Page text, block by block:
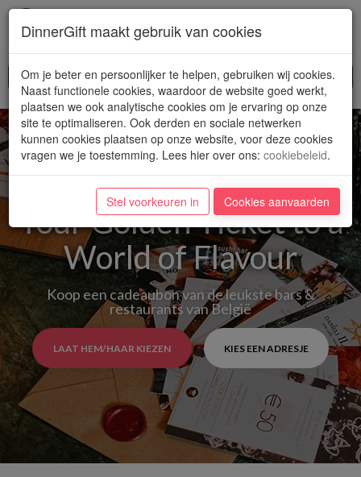
Your Golden Ticket to a
World of Flavour
Koop een cadeaubon van de leukste bars &
restaurants van België
LAAT HEM/HAAR KIEZEN KIES EEN ADRESJE
DinnerGift maakt gebruik van cookies
Om je beter en persoonlijker te helpen, gebruiken wij cookies.
Naast functionele cookies, waardoor de website goed werkt,
plaatsen we ook analytische cookies om je ervaring op onze
site te optimaliseren. Ook derden en sociale netwerken
kunnen cookies plaatsen op onze website, voor deze cookies
vragen we je toestemming. Lees hier over ons: cookiebeleid.
Stel voorkeuren in Cookies aanvaarden